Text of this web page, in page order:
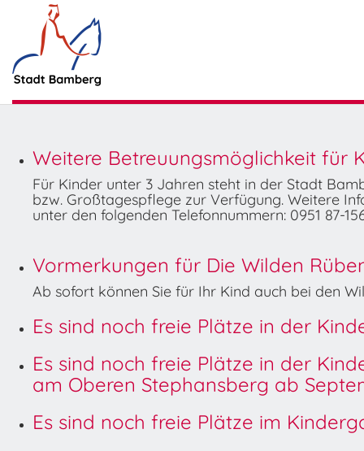
Weitere Betreuungsmöglichkeit für
Für Kinder unter 3 Jahren steht in der Stadt
bzw. Großtagespflege zur Verfügung. Weitere
unter den folgenden Telefonnummern: 0951 87-
Vormerkungen für Die Wilden
Ab sofort können Sie für Ihr Kind auch bei den
Es sind noch freie Plätze in der
Es sind noch freie Plätze in der
am Oberen Stephansberg ab
Es sind noch freie Plätze im